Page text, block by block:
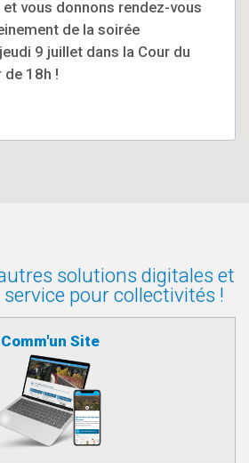
vous donnons rendez-vous
de la soirée
9 juillet dans la Cour du
de 18h !
solutions digitales et
pour collectivités !
Comm'un Site